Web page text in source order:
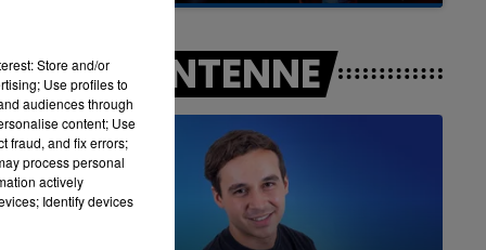
A L'ANTENNE
Store and/or
Use profiles to
audiences through
content; Use
fraud, and fix errors;
process personal
actively
Identify devices